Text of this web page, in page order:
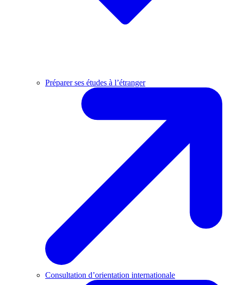
Préparer ses études à l’étranger
Consultation d’orientation internationale